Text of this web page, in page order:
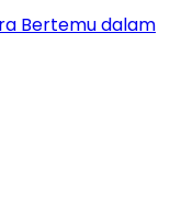
Bertemu dalam